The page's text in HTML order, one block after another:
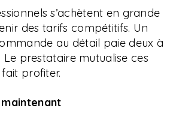
s’achètent en grande
des tarifs compétitifs. Un
au détail paie deux à
Le prestataire mutualise ces
profiter.